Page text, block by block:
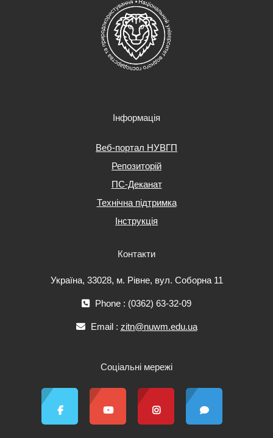
Інформація
Веб-портал НУВГП
Репозиторій
ПС-Деканат
Технічна підтримка
Інструкція
Контакти
Україна, 33028, м. Рівне, вул. Соборна 11
Phone : (0362) 63-32-09
Email : zitn@nuwm.edu.ua
Соціальні мережі